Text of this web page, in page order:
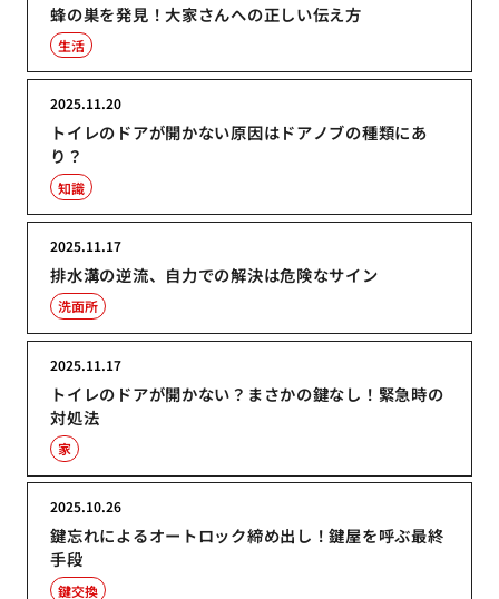
蜂の巣を発見！大家さんへの正しい伝え方
生活
トイレのドアが開かない原因はドアノブの種類にあ
り？
2025.11.20
知識
排水溝の逆流、自力での解決は危険なサイン
2025.11.17
洗面所
トイレのドアが開かない？まさかの鍵なし！緊急時の
対処法
2025.11.17
家
鍵忘れによるオートロック締め出し！鍵屋を呼ぶ最終
手段
2025.10.26
鍵交換